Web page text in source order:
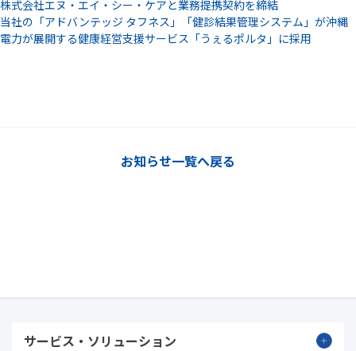
株式会社エヌ・エイ・シー・ケアと業務提携契約を締結
当社の「アドバンテッジ タフネス」「健診結果管理システム」が沖縄
電力が展開する健康経営支援サービス「うぇるポルタ」に採用
お知らせ一覧へ戻る
サービス・ソリューション